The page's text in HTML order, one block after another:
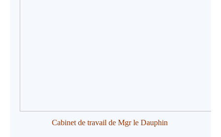
Cabinet de travail de Mgr le Dauphin